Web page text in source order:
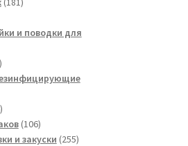
и поводки для
106106
товаров
и закуски 255255